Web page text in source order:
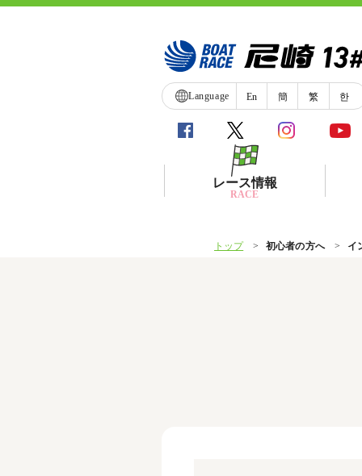
Language En 簡 繁 한
レース情報
RACE
トップ 初心者の方へ イ